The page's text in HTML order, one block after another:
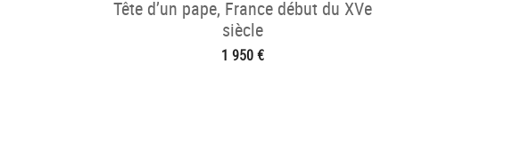
Tête d’un pape, France début du XVe
siècle
1 950 €